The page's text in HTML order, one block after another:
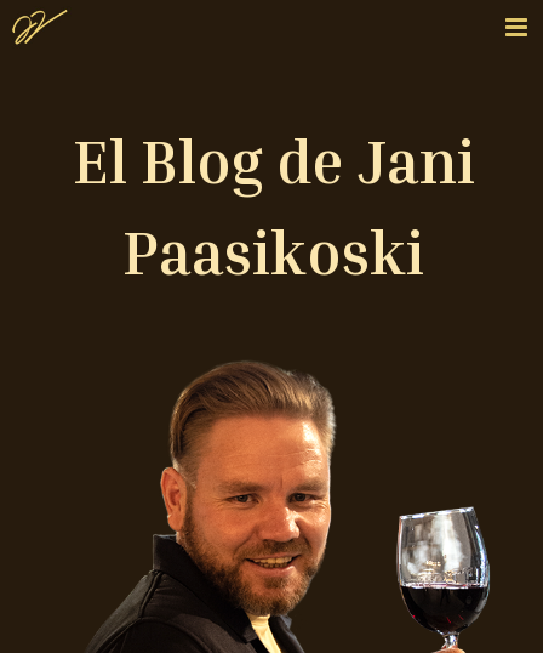
El Blog de Jani
Paasikoski